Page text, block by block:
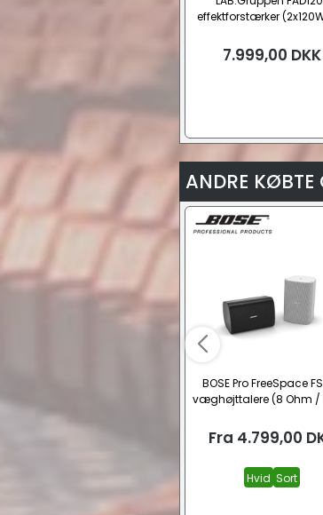
effektforstærker
7.999,00 DKK
ANDRE KØBTE
BOSE Pro FreeSpace
væghøjttalere (8 Ohm /
Fra 4.799,00
Hvid Sort